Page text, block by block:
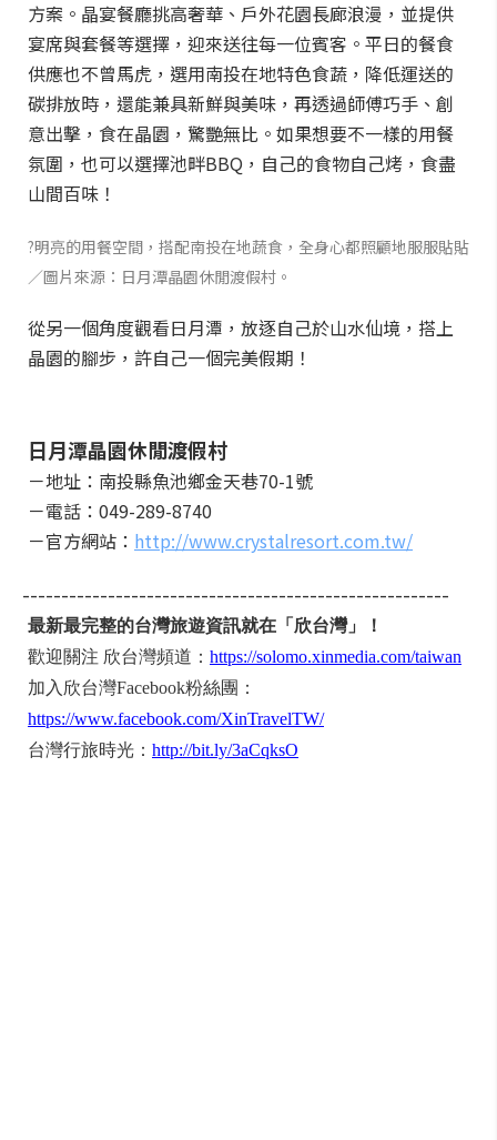
方案。晶宴餐廳挑高奢華、戶外花園長廊浪漫，並提供
宴席與套餐等選擇，迎來送往每一位賓客。平日的餐食
供應也不曾馬虎，選用南投在地特色食蔬，降低運送的
碳排放時，還能兼具新鮮與美味，再透過師傅巧手、創
意出擊，食在晶園，驚艷無比。如果想要不一樣的用餐
氛圍，也可以選擇池畔BBQ，自己的食物自己烤，食盡
山間百味！
?明亮的用餐空間，搭配南投在地蔬食，全身心都照顧地服服貼貼
／圖片來源：日月潭晶園休閒渡假村。
從另一個角度觀看日月潭，放逐自己於山水仙境，搭上
晶園的腳步，許自己一個完美假期！
日月潭晶園休閒渡假村
－地址：南投縣魚池鄉金天巷70-1號
－電話：049-289-8740
－官方網站： http://www.crystalresort.com.tw/
-------------------------------------------------------
最新最完整的台灣旅遊資訊就在「欣台灣」！
歡迎關注 欣台灣頻道： https://solomo.xinmedia.com/taiwan
加入欣台灣Facebook粉絲團：
https://www.facebook.com/XinTravelTW/
台灣行旅時光： http://bit.ly/3aCqksO